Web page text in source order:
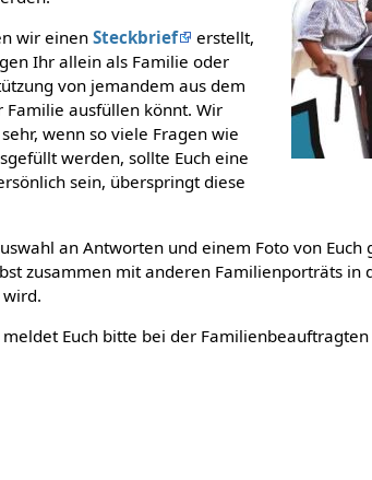
wir einenSteckbrief
erstellt,
Ihr allein als Familie oder
von jemandem aus dem
Familie ausfüllen könnt. Wir
wenn so viele Fragen wie
werden, sollte Euch eine
sein, überspringt diese
an Antworten und einem Foto von
zusammen mit anderen Familienporträts in
meldet Euch bitte bei der